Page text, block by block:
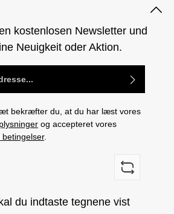
kostenlosen Newsletter und
Neuigkeit oder Aktion.
bekræfter du, at du har læst vores
og accepteret vores
.
du indtaste tegnene vist